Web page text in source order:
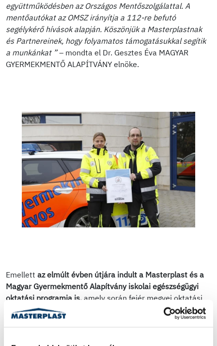
együttműködésben az Országos Mentőszolgálattal. A
mentőautókat az OMSZ irányítja a 112-re befutó
segélykérő hívások alapján. Köszönjük a Masterplastnak
és Partnereinek, hogy folyamatos támogatásukkal segítik
a munkánkat ”– mondta el Dr. Gesztes Éva MAGYAR
GYERMEKMENTŐ ALAPÍTVÁNY elnöke.
Emellett az elmúlt évben útjára indult a Masterplast és a
Magyar Gyermekmentő Alapítvány iskolai egészségügyi
oktatási programja is, amely során fejér megyei oktatási
intézményekben négyszáznál is több pedagógus
bevonásával oktatták az MGYA orvos-szakoktatói a